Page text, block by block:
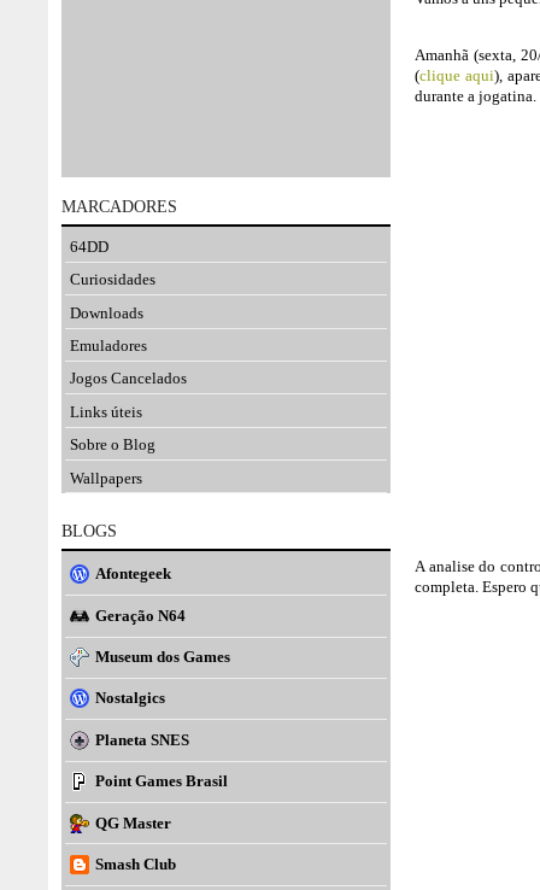
Amanhã (sexta,
(clique aqui),
durante a jogatina.
A analise do
completa. Espero
MARCADORES
64DD
Curiosidades
Downloads
Emuladores
Jogos Cancelados
Links úteis
Sobre o Blog
Wallpapers
BLOGS
Afontegeek
Geração N64
Museum dos Games
Nostalgics
Planeta SNES
Point Games Brasil
QG Master
Smash Club